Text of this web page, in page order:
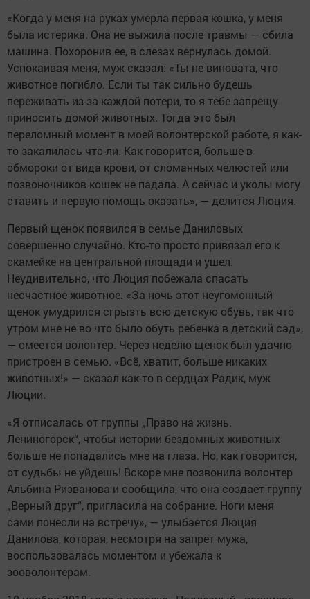
«Когда у меня на руках умерла первая кошка, у меня
была истерика. Она не выжила после травмы — сбила
машина. Похоронив ее, в слезах вернулась домой.
Успокаивая меня, муж сказал: «Ты не виновата, что
животное погибло. Если ты так сильно будешь
переживать из-за каждой потери, то я тебе запрещу
приносить домой животных. Тогда это был
переломный момент в моей волонтерской работе, я как-
то закалилась что-ли. Как говорится, больше в
обмороки от вида крови, от сломанных челюстей или
позвоночников кошек не падала. А сейчас и уколы могу
ставить и первую помощь оказать», — делится Люция.
Первый щенок появился в семье Даниловых
совершенно случайно. Кто-то просто привязал его к
скамейке на центральной площади и ушел.
Неудивительно, что Люция побежала спасать
несчастное животное. «За ночь этот неугомонный
щенок умудрился сгрызть всю детскую обувь, так что
утром мне не во что было обуть ребенка в детский сад»,
— смеется волонтер. Через неделю щенок был удачно
пристроен в семью. «Всё, хватит, больше никаких
животных!» — сказал как-то в сердцах Радик, муж
Люции.
«Я отписалась от группы „Право на жизнь.
Лениногорск“, чтобы истории бездомных животных
больше не попадались мне на глаза. Но, как говорится,
от судьбы не уйдешь! Вскоре мне позвонила волонтер
Альбина Ризванова и сообщила, что она создает группу
„Верный друг“, пригласила на собрание. Ноги меня
сами понесли на встречу», — улыбается Люция
Данилова, которая, несмотря на запрет мужа,
воспользовалась моментом и убежала к
зооволонтерам.